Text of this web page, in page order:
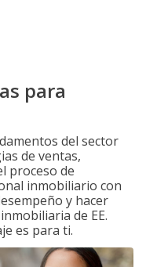
para
del sector
de ventas,
proceso de
inmobiliario con
y hacer
de EE.
es para ti.